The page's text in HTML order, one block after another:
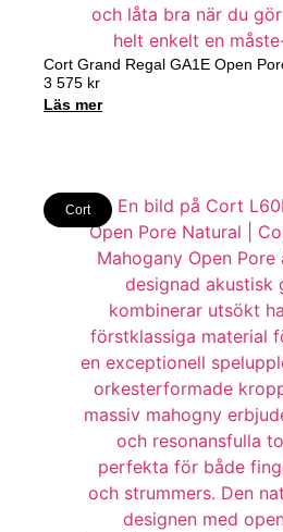
Cort Grand Regal GA1E Open
3 575 kr
Läs mer
Cort